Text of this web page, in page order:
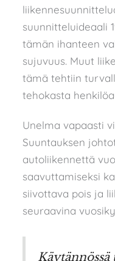
suunnitteluideaali
tämän ihanteen
sujuvuus. Muut
tämä tehtiin
tehokasta
Unelma vapaasti
Suuntauksen
autoliikennettä
saavuttamiseksi
siivottava pois ja
seuraavina